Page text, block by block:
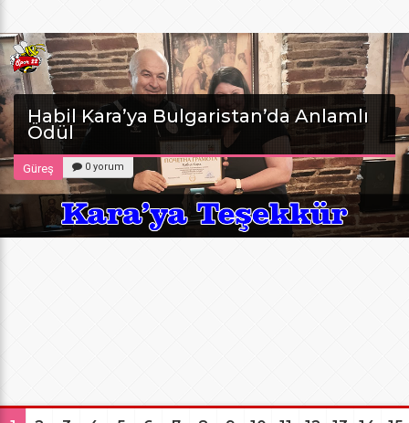
Habil Kara’ya Bulgaristan’da Anlamlı
Ödül
Güreş 0 yorum